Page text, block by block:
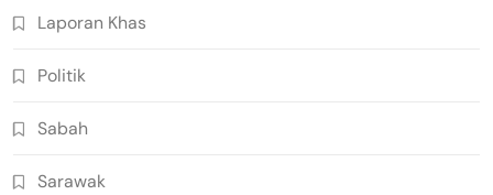
Laporan Khas
Politik
Sabah
Sarawak